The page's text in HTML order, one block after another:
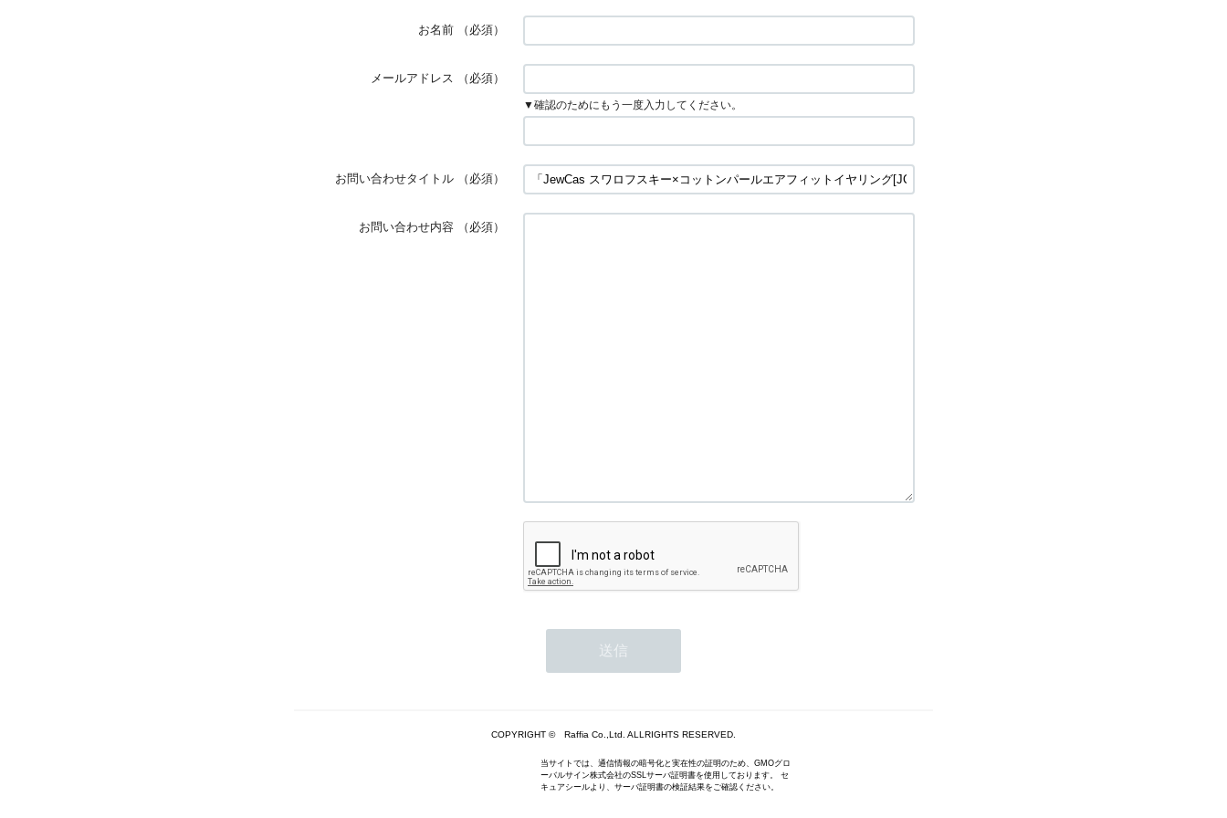
お名前 （必須）
メールアドレス （必須）
▼確認のためにもう一度入力してください。
お問い合わせタイトル （必須）
お問い合わせ内容 （必須）
COPYRIGHT © Raffia Co.,Ltd. ALLRIGHTS RESERVED.
当サイトでは、通信情報の暗号化と実在性の証明のため、GMOグロ
ーバルサイン株式会社のSSLサーバ証明書を使用しております。 セ
キュアシールより、サーバ証明書の検証結果をご確認ください。